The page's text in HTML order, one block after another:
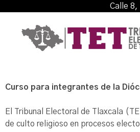
Calle
Curso para integrantes de la
El Tribunal Electoral de Tlaxcala
de culto religioso en procesos